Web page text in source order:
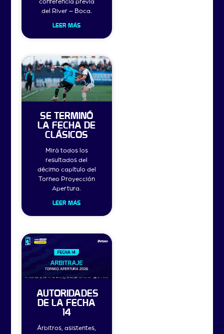
conferencia previa
del River – Boca.
LEER MÁS
SE TERMINÓ
LA FECHA DE
CLÁSICOS
Mirá todos los
resultados del
décimo capítulo del
Torneo Proyección
Apertura.
LEER MÁS
AUTORIDADES
DE LA FECHA
14
Árbitros, asistentes,